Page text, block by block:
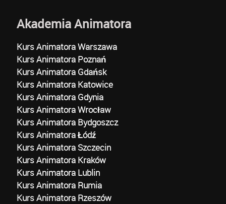
Akademia Animatora
Kurs Animatora Warszawa
Kurs Animatora Poznań
Kurs Animatora Gdańsk
Kurs Animatora Katowice
Kurs Animatora Gdynia
Kurs Animatora Wrocław
Kurs Animatora Bydgoszcz
Kurs Animatora Łódź
Kurs Animatora Szczecin
Kurs Animatora Kraków
Kurs Animatora Lublin
Kurs Animatora Rumia
Kurs Animatora Rzeszów